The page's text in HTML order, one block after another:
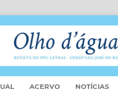
ACERVO NOTÍCIAS